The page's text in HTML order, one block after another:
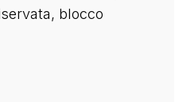
blocco